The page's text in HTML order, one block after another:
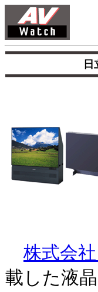
株式会
載した液